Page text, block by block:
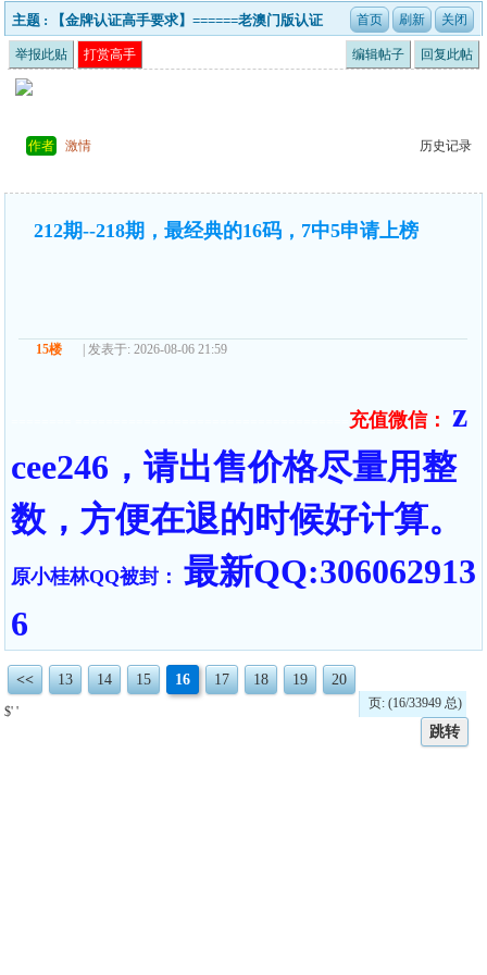
主题 : 【金牌认证高手要求】======老澳门版认证
申请帖=========请在此帖下申请======
举报此贴 打赏高手 编辑帖子 回复此帖
作者 激情 历史记录
212期--218期，最经典的16码，7中5申请上榜
15楼 | 发表于: 2026-08-06 21:59
充值微信：
z
cee246，请出售价格尽量用整
数，方便在退的时候好计算。
原小桂林QQ被封： 最新QQ:306062913
6
<< 13 14 15 16 17 18 19 20
页: (16/33949 总)
跳转
$' '